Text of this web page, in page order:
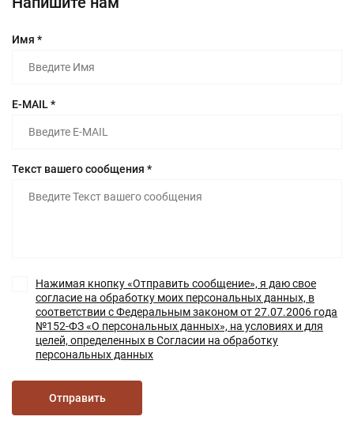
Имя *
E-MAIL *
Текст вашего сообщения *
Нажимая кнопку «Отправить сообщение», я даю свое
согласие на обработку моих персональных данных, в
соответствии с Федеральным законом от 27.07.2006 года
№152-ФЗ «О персональных данных», на условиях и для
целей, определенных в Согласии на обработку
персональных данных
Отправить